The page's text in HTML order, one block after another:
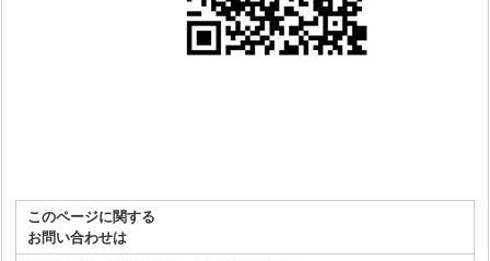
このページに関する
お問い合わせは